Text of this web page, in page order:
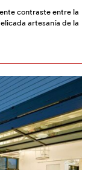
contraste entre la
artesanía de la